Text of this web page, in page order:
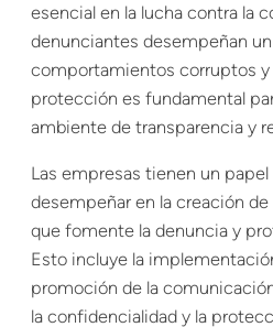
esencial en la lucha contra la
denunciantes desempeñan
comportamientos corruptos y
protección es fundamental
ambiente de transparencia y
Las empresas tienen un
desempeñar en la creación
que fomente la denuncia y
Esto incluye la
promoción de la
la confidencialidad y la